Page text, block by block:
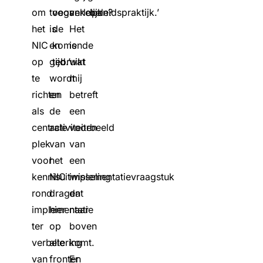
om
het
NIC
op
te
richten
als
centrale
plek
voor
kennisuitwisseling
rond
implementatie
ter
verbetering
van
toegankelijk
is
en
gebruikt
wordt
en
de
activiteiten
van
het
NIC
dragen
hier
op
alle
fronten
voor
de
komende
tijd.’
verlopen?
Het
is
wat
mij
betreft
een
voorbeeld
van
een
implementatievraagstuk
dat
naar
boven
komt.
Er
beleidspraktijk.’